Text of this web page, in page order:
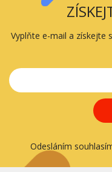
Vyplňte e-mail a získejte
Odesláním